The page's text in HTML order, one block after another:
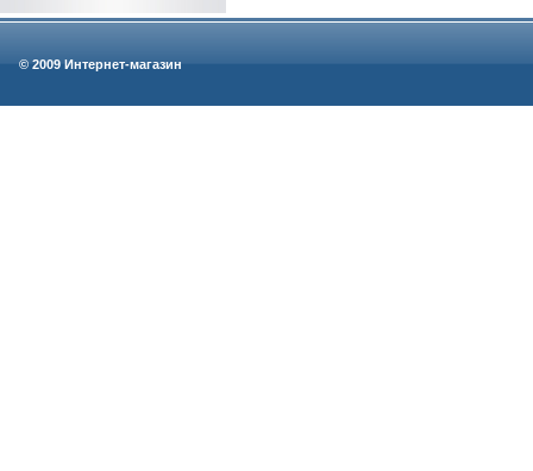
© 2009 Интернет-магазин